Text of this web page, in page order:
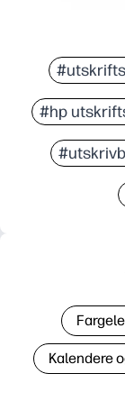
#hp
Kalendere